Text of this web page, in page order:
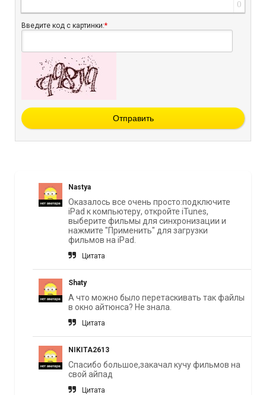
0
Введите код с картинки:*
Отправить
Nastya
Оказалось все очень просто:подключите
iPad к компьютеру, откройте iTunes,
выберите фильмы для синхронизации и
нажмите "Применить" для загрузки
фильмов на iPad.
Цитата
Shaty
А что можно было перетаскивать так файлы
в окно айтюнса? Не знала.
Цитата
NIKITA2613
Спасибо большое,закачал кучу фильмов на
свой айпад
Цитата